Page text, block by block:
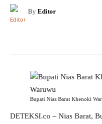
By Editor
Bupati Nias Barat Khenoki
DETEKSI.co – Nias Barat,